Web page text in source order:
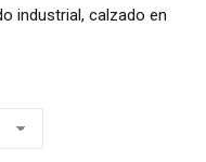
industrial, calzado en